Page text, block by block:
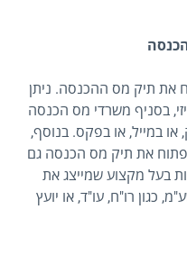
את תיק מס ההכנסה. ניתן
בסניף משרדי מס הכנסה
במייל, או בפקס. בנוסף,
את תיק מס הכנסה גם
בעל מקצוע שמייצג את
כגון רו"ח, עו"ד, או יועץ